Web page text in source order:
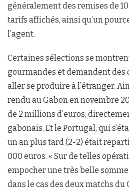
généralement des remises de
tarifs affichés, ainsi qu’un
l’agent.
Certaines sélections se
gourmandes et demandent des
aller se produire à l’étranger.
rendu au Gabon en novembre
de 2 millions d’euros,
gabonais. Et le Portugal, qui
un an plus tard (2-2) était
000 euros. « Sur de telles
empocher une très belle
dans le cas des deux matchs du